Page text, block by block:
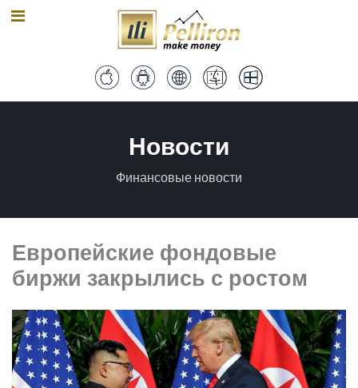
Новости
Финансовые новости
Европейские фондовые
биржи закрылись с ростом